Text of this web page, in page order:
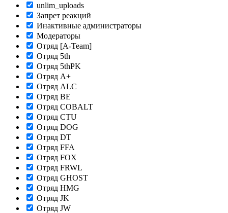
unlim_uploads
Запрет реакций
Инактивные администраторы
Модераторы
Отряд [A-Team]
Отряд 5th
Отряд 5thPK
Отряд A+
Отряд ALC
Отряд BE
Отряд COBALT
Отряд CTU
Отряд DOG
Отряд DT
Отряд FFA
Отряд FOX
Отряд FRWL
Отряд GHOST
Отряд HMG
Отряд JK
Отряд JW